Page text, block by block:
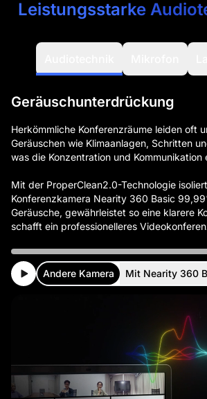
Leistungsstarke
Geräuschunterdrückung
Herkömmliche Konferenzräume leiden oft
Geräuschen wie Klimaanlagen, Schritten
was die Konzentration und Kommunikation
Mit der ProperClean2.0-Technologie
Konferenzkamera Nearity 360 Basic
Geräusche, gewährleistet so eine klarere
Andere Kamera Mit Nearity 360